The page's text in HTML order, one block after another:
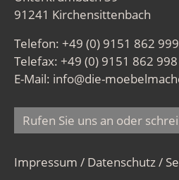
91241 Kirchensittenbach
Telefon: +49 (0) 9151 862 999
Telefax: +49 (0) 9151 862 998
E-Mail: info@die-
Rufen Sie uns an oder
Impressum / Datenschutz/